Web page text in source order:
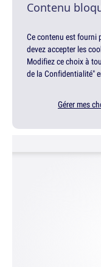
Contenu
Ce contenu est fourni
devez accepter les
Modifiez ce choix à
de la Confidentialité"
Gérer mes